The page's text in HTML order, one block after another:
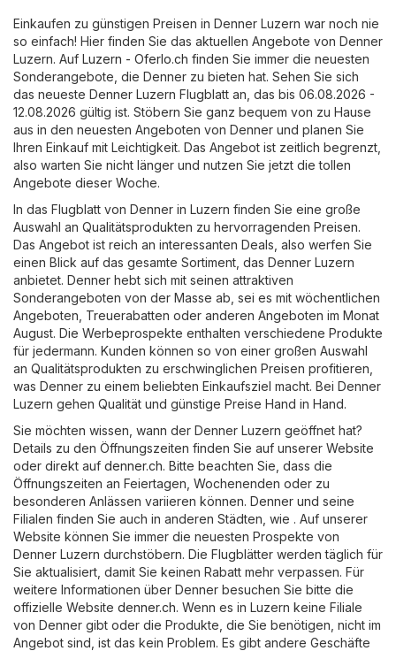
Einkaufen zu günstigen Preisen in Denner Luzern war noch nie
so einfach! Hier finden Sie das aktuellen Angebote von Denner
Luzern. Auf Luzern - Oferlo.ch finden Sie immer die neuesten
Sonderangebote, die Denner zu bieten hat. Sehen Sie sich
das neueste Denner Luzern Flugblatt an, das bis 06.08.2026 -
12.08.2026 gültig ist. Stöbern Sie ganz bequem von zu Hause
aus in den neuesten Angeboten von Denner und planen Sie
Ihren Einkauf mit Leichtigkeit. Das Angebot ist zeitlich begrenzt,
also warten Sie nicht länger und nutzen Sie jetzt die tollen
Angebote dieser Woche.
In das Flugblatt von Denner in Luzern finden Sie eine große
Auswahl an Qualitätsprodukten zu hervorragenden Preisen.
Das Angebot ist reich an interessanten Deals, also werfen Sie
einen Blick auf das gesamte Sortiment, das Denner Luzern
anbietet. Denner hebt sich mit seinen attraktiven
Sonderangeboten von der Masse ab, sei es mit wöchentlichen
Angeboten, Treuerabatten oder anderen Angeboten im Monat
August. Die Werbeprospekte enthalten verschiedene Produkte
für jedermann. Kunden können so von einer großen Auswahl
an Qualitätsprodukten zu erschwinglichen Preisen profitieren,
was Denner zu einem beliebten Einkaufsziel macht. Bei Denner
Luzern gehen Qualität und günstige Preise Hand in Hand.
Sie möchten wissen, wann der Denner Luzern geöffnet hat?
Details zu den Öffnungszeiten finden Sie auf unserer Website
oder direkt auf denner.ch. Bitte beachten Sie, dass die
Öffnungszeiten an Feiertagen, Wochenenden oder zu
besonderen Anlässen variieren können. Denner und seine
Filialen finden Sie auch in anderen Städten, wie . Auf unserer
Website können Sie immer die neuesten Prospekte von
Denner Luzern durchstöbern. Die Flugblätter werden täglich für
Sie aktualisiert, damit Sie keinen Rabatt mehr verpassen. Für
weitere Informationen über Denner besuchen Sie bitte die
offizielle Website denner.ch. Wenn es in Luzern keine Filiale
von Denner gibt oder die Produkte, die Sie benötigen, nicht im
Angebot sind, ist das kein Problem. Es gibt andere Geschäfte